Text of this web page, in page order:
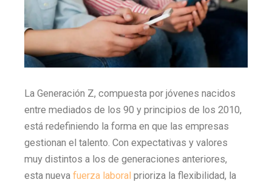
La Generación Z, compuesta por jóvenes nacidos
entre mediados de los 90 y principios de los 2010,
está redefiniendo la forma en que las empresas
gestionan el talento. Con expectativas y valores
muy distintos a los de generaciones anteriores,
esta nueva fuerza laboral prioriza la flexibilidad, la